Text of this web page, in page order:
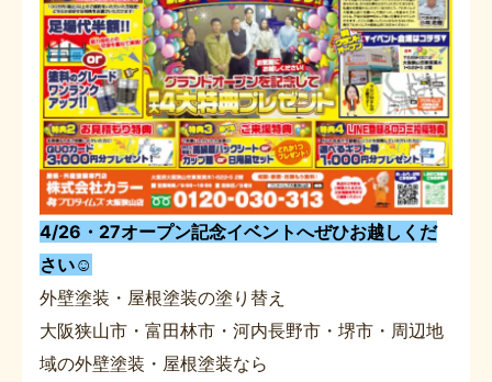
4/26・27オープン記念イベントへぜひお越しくだ
さい☺
外壁塗装・屋根塗装の塗り替え
大阪狭山市・富田林市・河内長野市・堺市・周辺地
域の外壁塗装・屋根塗装なら